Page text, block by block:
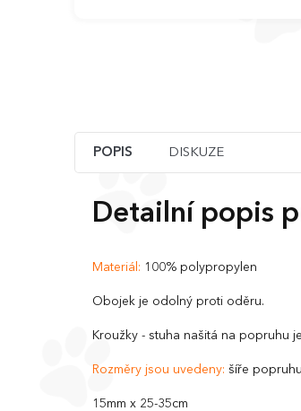
POPIS DISKUZE
Detailní popis
Materiál: 100% polypropylen
Obojek je odolný proti oděru.
Kroužky - stuha našitá na popruhu
Rozměry jsou uvedeny: šíře
15mm x 25-35cm